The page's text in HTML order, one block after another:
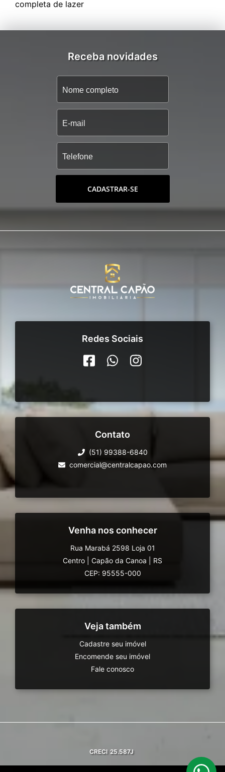
Receba novidades
CADASTRAR-SE
Redes Sociais
Contato
(51) 99388-6840
comercial@centralcapao.com
Venha nos conhecer
Rua Marabá 2598 Loja 01
Centro
Capão da Canoa
RS
CEP: 95555-000
Veja também
Cadastre seu imóvel
Encomende seu imóvel
Fale conosco
CRECI 25.587J